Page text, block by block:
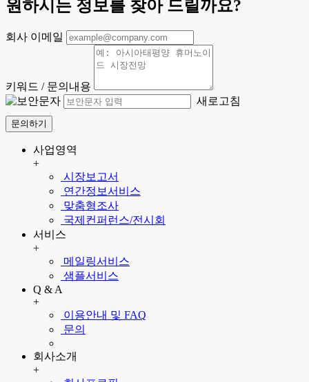
원하시는 정보를 찾아 드릴까요?
회사 이메일
키워드 / 문의내용
새로고침
문의하기
사업영역
+
시장보고서
연간정보서비스
맞춤형조사
국제컨퍼런스/전시회
서비스
+
메일링서비스
샘플서비스
Q & A
+
이용안내 및 FAQ
문의
회사소개
+